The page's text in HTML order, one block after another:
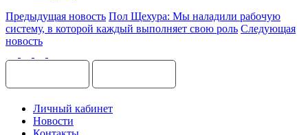
Предыдущая новость Пол Щехура: Мы наладили рабочую
систему, в которой каждый выполняет свою роль Следующая
новость
Личный кабинет
Новости